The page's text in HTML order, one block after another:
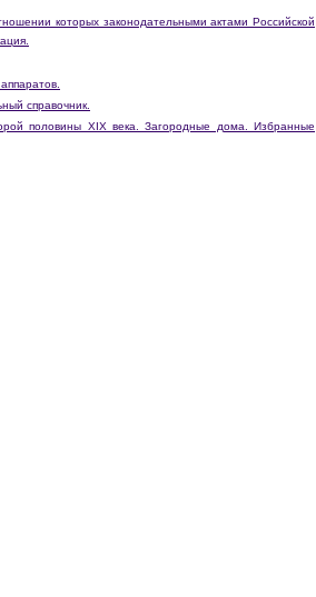
которых законодательными актами Российской
справочник.
половины XIX века. Загородные дома. Избранные